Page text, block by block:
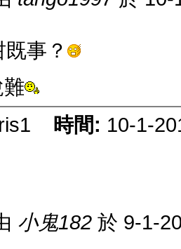
事？
時間: 10-1-
小鬼182 於 9-1-